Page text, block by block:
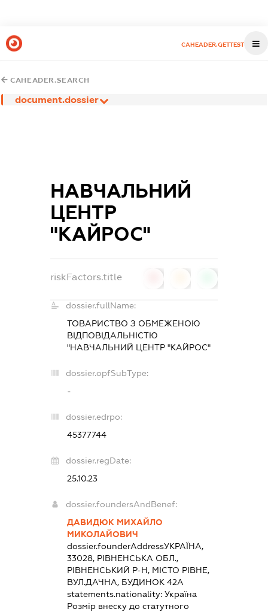
CAHEADER.GETTEST
CAHEADER.SEARCH
document.dossier
НАВЧАЛЬНИЙ
ЦЕНТР
"КАЙРОС"
riskFactors.title
dossier.fullName:
ТОВАРИСТВО З ОБМЕЖЕНОЮ
ВІДПОВІДАЛЬНІСТЮ
"НАВЧАЛЬНИЙ ЦЕНТР "КАЙРОС"
dossier.opfSubType:
-
dossier.edrpo:
45377744
dossier.regDate:
25.10.23
dossier.foundersAndBenef:
ДАВИДЮК МИХАЙЛО
МИКОЛАЙОВИЧ
dossier.founderAddressУКРАЇНА,
33028, РІВНЕНСЬКА ОБЛ.,
РІВНЕНСЬКИЙ Р-Н, МІСТО РІВНЕ,
ВУЛ.ДАЧНА, БУДИНОК 42А
statements.nationality: Україна
Розмір внеску до статутного